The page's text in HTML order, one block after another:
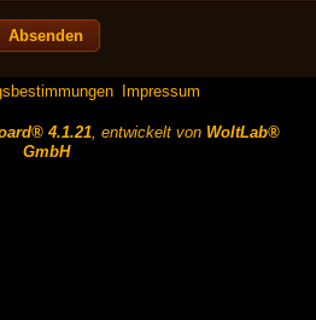
Impressum
4.1.21, entwickelt von WoltLab®
GmbH